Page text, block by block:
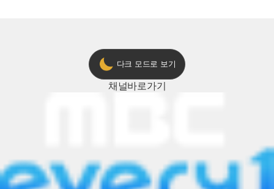
다크 모드로 보기
채널바로가기